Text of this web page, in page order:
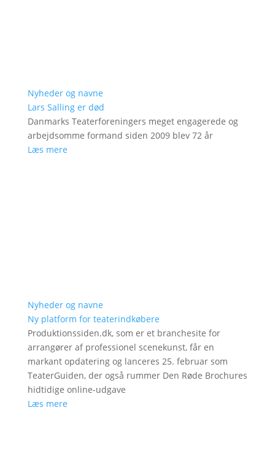
Nyheder og navne
Lars Salling er død
Danmarks Teaterforeningers meget engagerede og
arbejdsomme formand siden 2009 blev 72 år
Læs mere
Nyheder og navne
Ny platform for teaterindkøbere
Produktionssiden.dk, som er et branchesite for
arrangører af professionel scenekunst, får en
markant opdatering og lanceres 25. februar som
TeaterGuiden, der også rummer Den Røde Brochures
hidtidige online-udgave
Læs mere